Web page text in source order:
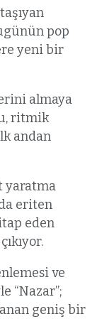
pop
yeni bir
almaya
ritmik
andan
yaratma
eriten
eden
ve
“Nazar”;
geniş bir